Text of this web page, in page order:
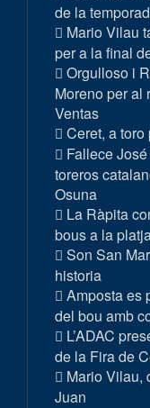
de la
Mario Vilau
per a la final
Orgulloso i
Moreno per al
Ventas
Ceret, a toro
Fallece
toreros
Osuna
La Ràpita
bous a la
Son San
historia
Amposta es
del bou amb
L’ADAC
de la Fira de
Mario Vilau,
Juan